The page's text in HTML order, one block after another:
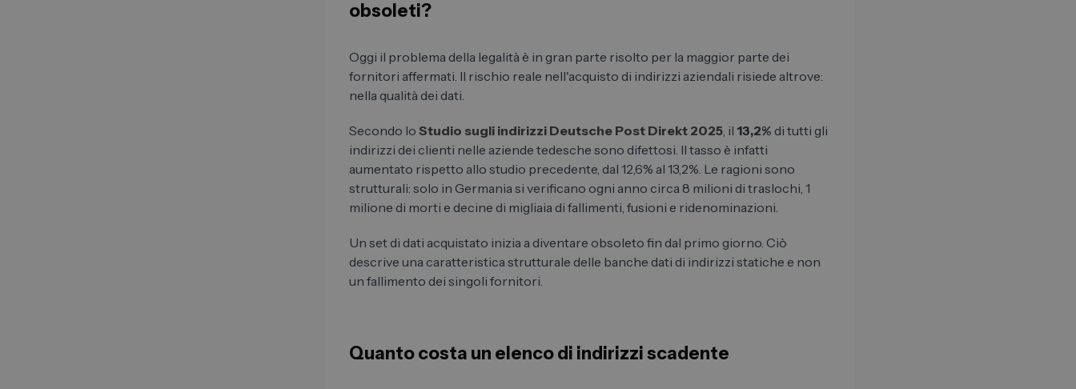
obsoleti?
Oggi il problema della legalità è in gran parte risolto per la maggior parte dei
fornitori affermati. Il rischio reale nell'acquisto di indirizzi aziendali risiede altrove:
nella qualità dei dati.
Secondo lo Studio sugli indirizzi Deutsche Post Direkt 2025, il 13,2% di tutti gli
indirizzi dei clienti nelle aziende tedesche sono difettosi. Il tasso è infatti
aumentato rispetto allo studio precedente, dal 12,6% al 13,2%. Le ragioni sono
strutturali: solo in Germania si verificano ogni anno circa 8 milioni di traslochi, 1
milione di morti e decine di migliaia di fallimenti, fusioni e ridenominazioni.
Un set di dati acquistato inizia a diventare obsoleto fin dal primo giorno. Ciò
descrive una caratteristica strutturale delle banche dati di indirizzi statiche e non
un fallimento dei singoli fornitori.
Quanto costa un elenco di indirizzi scadente